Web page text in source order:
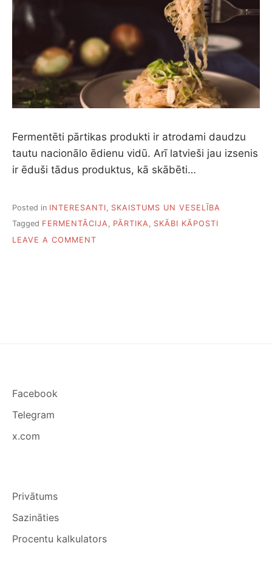
Fermentēti pārtikas produkti ir atrodami daudzu
tautu nacionālo ēdienu vidū. Arī latvieši jau izsenis
ir ēduši tādus produktus, kā skābēti…
Posted in INTERESANTI
SKAISTUMS UN VESELĪBA
Tagged FERMENTĀCIJA, PĀRTIKA, SKĀBI KĀPOSTI
LEAVE A COMMENT
Facebook
Telegram
x.com
Privātums
Sazināties
Procentu kalkulators